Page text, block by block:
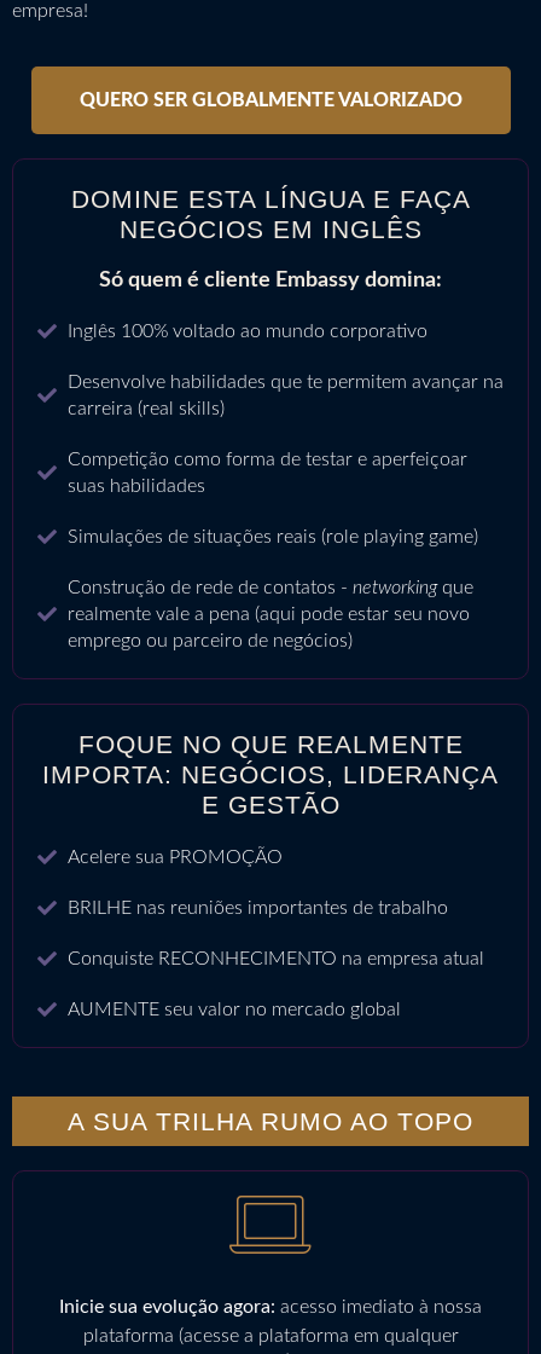
empresa!
QUERO SER GLOBALMENTE VALORIZADO
DOMINE ESTA LÍNGUA E FAÇA
NEGÓCIOS EM INGLÊS
Só quem é cliente Embassy domina:
Inglês 100% voltado ao mundo corporativo
Desenvolve habilidades que te permitem avançar na
carreira (real skills)
Competição como forma de testar e aperfeiçoar
suas habilidades
Simulações de situações reais (role playing game)
Construção de rede de contatos - networkingque
realmente vale a pena (aqui pode estar seu novo
emprego ou parceiro de negócios)
FOQUE NO QUE REALMENTE
IMPORTA: NEGÓCIOS, LIDERANÇA
E GESTÃO
Acelere sua PROMOÇÃO
BRILHE nas reuniões importantes de trabalho
Conquiste RECONHECIMENTO na empresa atual
AUMENTE seu valor no mercado global
A SUA TRILHA RUMO AO TOPO
Inicie sua evolução agora: acesso imediato à nossa
plataforma (acesse a plataforma em qualquer